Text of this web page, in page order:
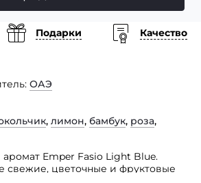
Подарки
Качество
ОАЭ
, лимон, бамбук, роза,
Emper Fasio Light Blue.
свежие, цветочные и фруктовые